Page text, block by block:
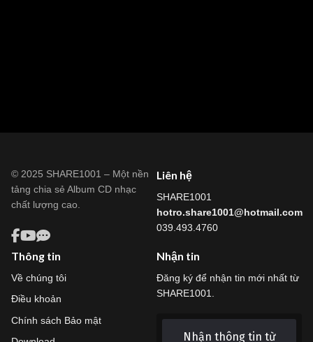
© 2025 SHARE1001 – Một nền
tảng chia sẻ Album CD nhạc
chất lượng cao.
Liên hệ
SHARE1001
hotro.share1001@hotmail.com
039.493.4760
Thông tin
Về chúng tôi
Điều khoản
Chính sách Bảo mật
Nhận tin
Đăng ký để nhận tin mới nhất từ
SHARE1001.
Nhận thông tin từ